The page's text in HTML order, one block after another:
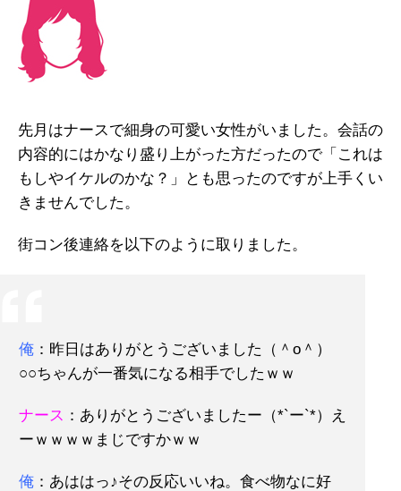
先月はナースで細身の可愛い女性がいました。会話の
内容的にはかなり盛り上がった方だったので「これは
もしやイケルのかな？」とも思ったのですが上手くい
きませんでした。
街コン後連絡を以下のように取りました。
俺 ：昨日はありがとうございました（＾o＾）
○○ちゃんが一番気になる相手でしたｗｗ
ナース ：ありがとうございましたー（*`ー`*）え
ーｗｗｗｗまじですかｗｗ
俺 ：あははっ♪その反応いいね。食べ物なに好